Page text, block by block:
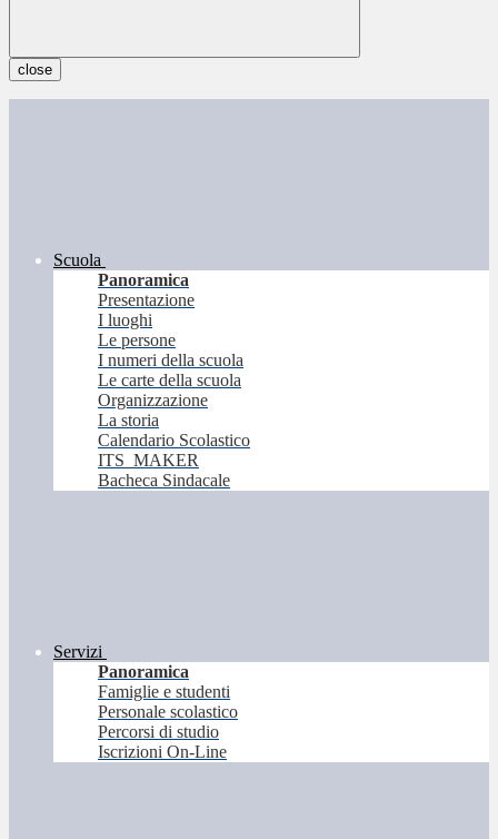
close
Scuola
Panoramica
Presentazione
I luoghi
Le persone
I numeri della scuola
Le carte della scuola
Organizzazione
La storia
Calendario Scolastico
ITS_MAKER
Bacheca Sindacale
Servizi
Panoramica
Famiglie e studenti
Personale scolastico
Percorsi di studio
Iscrizioni On-Line